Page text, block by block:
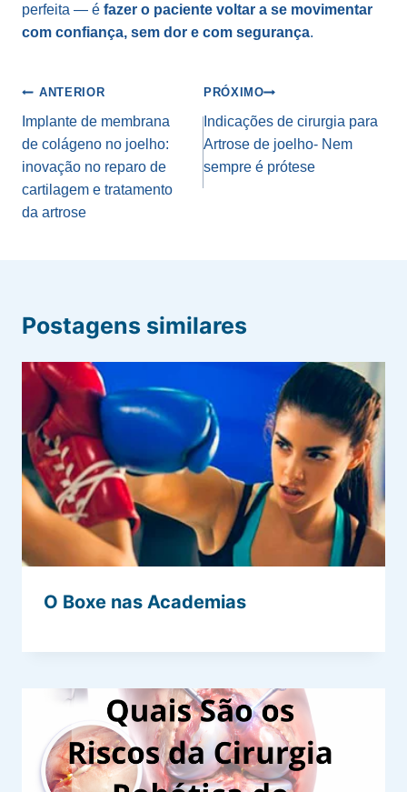
perfeita — é fazer o paciente voltar a se movimentar
com confiança, sem dor e com segurança.
Navegação
de
Post
ANTERIOR
Implante de membrana
de colágeno no joelho:
inovação no reparo de
cartilagem e tratamento
da artrose
PRÓXIMO
Indicações de cirurgia para
Artrose de joelho- Nem
sempre é prótese
Postagens similares
O Boxe nas Academias